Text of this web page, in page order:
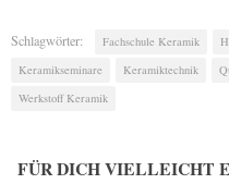
Schlagwörter: Fachschule Keramik
Keramikseminare
Keramiktechnik
Werkstoff Keramik
FÜR DICH VIELLEICHT